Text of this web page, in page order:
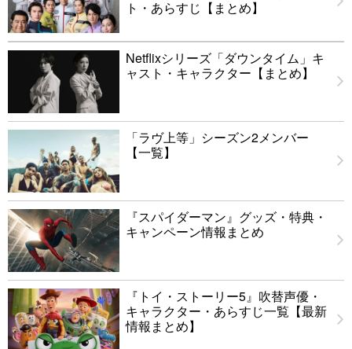
ト・あらすじ【まとめ】
Netflixシリーズ「ダウンタイム」キ
ャスト・キャラクター【まとめ】
「ラヴ上等」シーズン2メンバー
【一覧】
『スパイダーマン』グッズ・特典・
キャンペーン情報まとめ
『トイ・ストーリー5』吹替声優・
キャラクター・あらすじ一覧【最新
情報まとめ】